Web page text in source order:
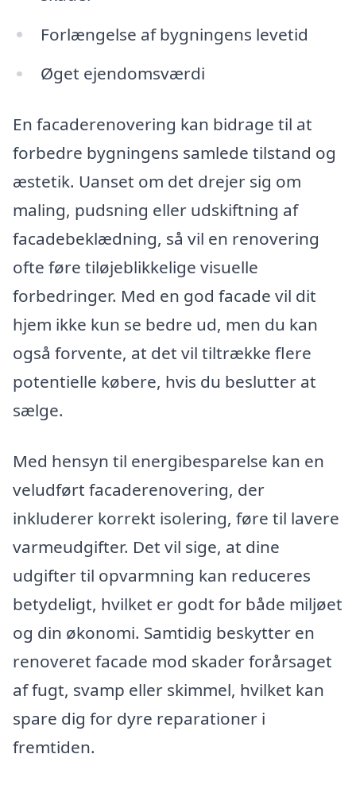
Forlængelse af bygningens levetid
Øget ejendomsværdi
En facaderenovering kan bidrage til at
forbedre bygningens samlede tilstand og
æstetik. Uanset om det drejer sig om
maling, pudsning eller udskiftning af
facadebeklædning, så vil en renovering
ofte føre tiløjeblikkelige visuelle
forbedringer. Med en god facade vil dit
hjem ikke kun se bedre ud, men du kan
også forvente, at det vil tiltrække flere
potentielle købere, hvis du beslutter at
sælge.
Med hensyn til energibesparelse kan en
veludført facaderenovering, der
inkluderer korrekt isolering, føre til lavere
varmeudgifter. Det vil sige, at dine
udgifter til opvarmning kan reduceres
betydeligt, hvilket er godt for både miljøet
og din økonomi. Samtidig beskytter en
renoveret facade mod skader forårsaget
af fugt, svamp eller skimmel, hvilket kan
spare dig for dyre reparationer i
fremtiden.